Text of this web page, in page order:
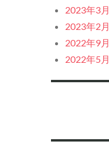
2023年3月
2023年2月
2022年9月
2022年5月